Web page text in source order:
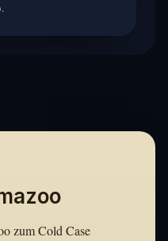
zum Cold Case